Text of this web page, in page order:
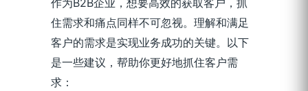
作为B2B企业，想要高效的获取客户，抓
住需求和痛点同样不可忽视。理解和满足
客户的需求是实现业务成功的关键。以下
是一些建议，帮助你更好地抓住客户需
求：